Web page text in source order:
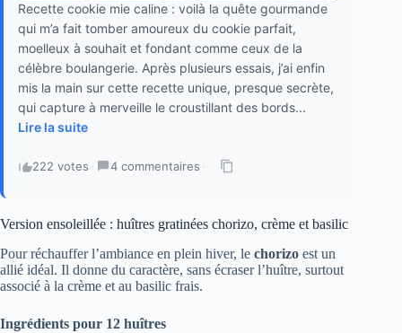
Recette cookie mie caline : voilà la quête gourmande
qui m’a fait tomber amoureux du cookie parfait,
moelleux à souhait et fondant comme ceux de la
célèbre boulangerie. Après plusieurs essais, j’ai enfin
mis la main sur cette recette unique, presque secrète,
qui capture à merveille le croustillant des bords...
Lire la suite
222 votes · 4 commentaires ·
Version ensoleillée : huîtres gratinées chorizo, crème et basilic
Pour réchauffer l’ambiance en plein hiver, le chorizo est un
allié idéal. Il donne du caractère, sans écraser l’huître, surtout
associé à la crème et au basilic frais.
Ingrédients pour 12 huîtres